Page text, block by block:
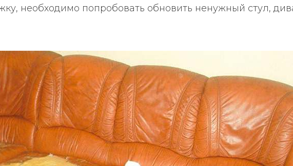
необходимо попробовать обновить ненужный стул,